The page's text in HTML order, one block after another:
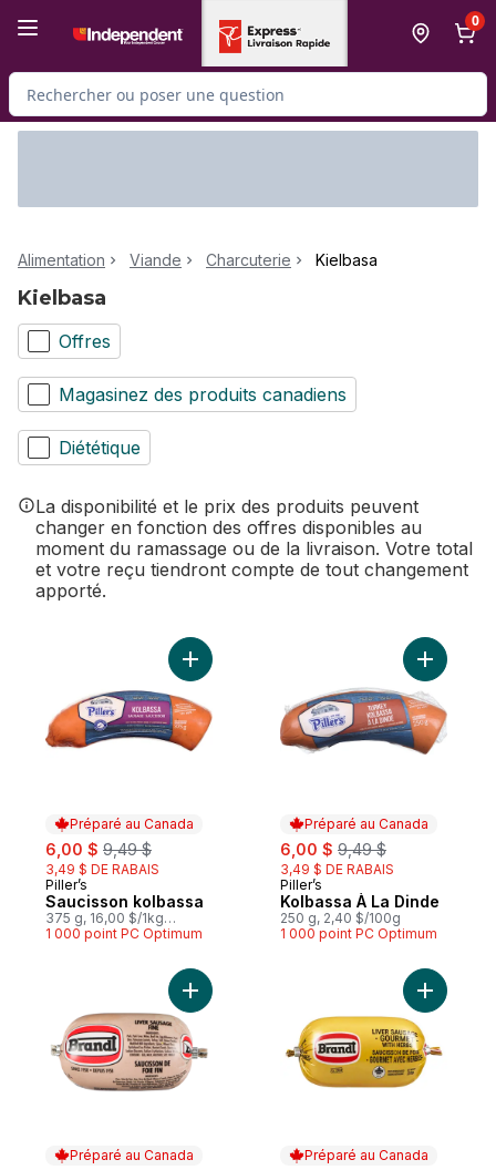
0
Rechercher des produits
Alimentation Viande Charcuterie Kielbasa
Kielbasa
Offres
Magasinez des produits canadiens
Diététique
La disponibilité et le prix des produits peuvent
changer en fonction des offres disponibles au
moment du ramassage ou de la livraison. Votre total
et votre reçu tiendront compte de tout changement
apporté.
Préparé au Canada
sale:
6,00 $ , formerly:
9,49 $
3,49 $ DE RABAIS
Préparé au Canada
Piller’s
Saucisson kolbassa
375 g, 16,00 $/1kg
1,60 $/100g
1 000 point PC Optimum
Ajouter Saucisson kolbassa au panier
Préparé au Canada
sale:
6,00 $ , formerly:
9,49 $
3,49 $ DE RABAIS
Préparé au Canada
Piller’s
Kolbassa À La Dinde
250 g, 2,40 $/100g
1 000 point PC Optimum
Préparé au Canada
Ajouter Saucisson de foie au panier
Préparé au Canada
Ajouter